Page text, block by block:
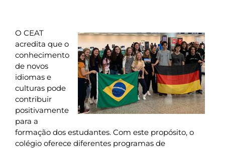
O CEAT
acredita que o
conhecimento
de novos
idiomas e
culturas pode
contribuir
positivamente
para a
formação dos estudantes. Com este propósito, o
colégio oferece diferentes programas de